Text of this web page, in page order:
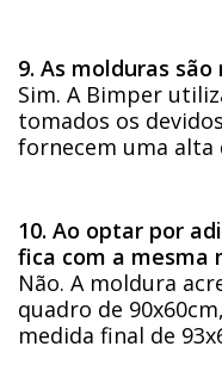
9. As molduras
Sim. A Bimper
tomados os
fornecem uma alta
10. Ao optar por
fica com a mesma
Não. A moldura
quadro de
medida final de